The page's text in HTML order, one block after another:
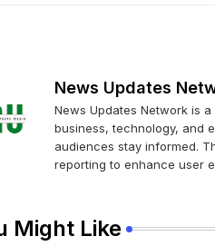
News Updates
News Updates Network is
business, technology, and
audiences stay informed.
reporting to enhance user
Might Like